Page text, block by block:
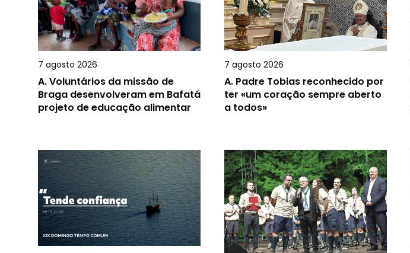
7 agosto 2026
A.Voluntários da missão de
Braga desenvolveram em Bafatá
projeto de educação alimentar
7 agosto 2026
A. Padre Tobias reconhecido por
ter «um coração sempre aberto
a todos»